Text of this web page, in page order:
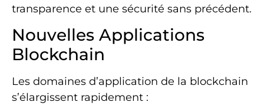
transparence et une sécurité sans précédent.
Nouvelles Applications
Blockchain
Les domaines d’application de la blockchain
s’élargissent rapidement :